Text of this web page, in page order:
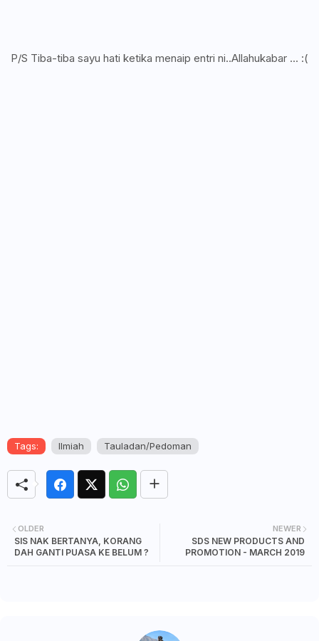
P/S Tiba-tiba sayu hati ketika menaip entri ni..Allahukabar ... :(
Tags: Ilmiah Tauladan/Pedoman
NEWER
SDS NEW PRODUCTS AND
PROMOTION - MARCH 2019
OLDER
SIS NAK BERTANYA, KORANG
DAH GANTI PUASA KE BELUM ?